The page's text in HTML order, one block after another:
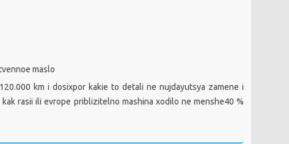
maslo
km i dosixpor kakie to detali ne nujdayutsya zamene i
rasii ili evrope priblizitelno mashina xodilo ne menshe40 %